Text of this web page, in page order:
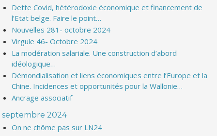
Dette Covid, hétérodoxie économique et financement de
l’Etat belge. Faire le point…
Nouvelles 281- octobre 2024
Virgule 46- Octobre 2024
La modération salariale. Une construction d’abord
idéologique…
Démondialisation et liens économiques entre l’Europe et la
Chine. Incidences et opportunités pour la Wallonie…
Ancrage associatif
septembre 2024
On ne chôme pas sur LN24